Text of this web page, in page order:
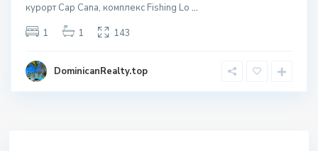
курорт Cap Cana, комплекс Fishing Lo ...
1
1 143
DominicanRealty.top